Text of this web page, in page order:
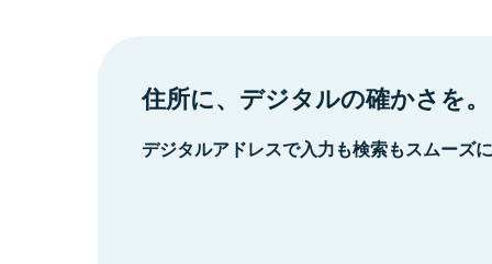
住所に、デジタルの確かさを。
デジタルアドレスで入力も検索もスムーズ